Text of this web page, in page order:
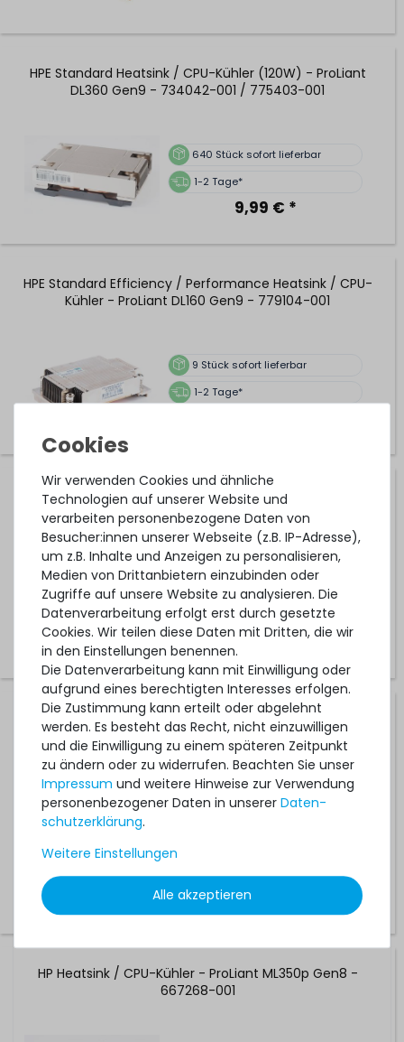
HPE Standard Heatsink / CPU-Kühler (120W) - ProLiant
DL360 Gen9 - 734042-001 / 775403-001
640 Stück sofort lieferbar
1-2 Tage*
9,99 € *
HPE Standard Efficiency / Performance Heatsink / CPU-
Kühler - ProLiant DL160 Gen9 - 779104-001
9 Stück sofort lieferbar
1-2 Tage*
HPE Standard Heatsink / CPU-Kühler (130W) - ProLiant
DL160 / DL180 / DL360 / DL560 Gen10 - 872452-001
247Stück sofort lieferbar
1-2 Tage*
39,99 € *
HPE Heatsink / CPU-Kühler mit Lüfter (80W) - Proliant
DL10 Gen9 / ML10 Gen9 / ML30 Gen10 - 842940-001 /
835487-001
59Stück sofort lieferbar
HP Heatsink / CPU-Kühler - ProLiant ML350p Gen8 -
667268-001
Wir verwenden Cookies und ähnliche
Technologien auf unserer Website und
verarbeiten personenbezogene Daten von
Besucher:innen unserer Webseite (z.B. IP-Adresse),
um z.B. Inhalte und Anzeigen zu personalisieren,
Medien von Drittanbietern einzubinden oder
Zugriffe auf unsere Website zu analysieren. Die
Datenverarbeitung erfolgt erst durch gesetzte
Cookies. Wir teilen diese Daten mit Dritten, die wir
in den Einstellungen benennen.
Die Datenverarbeitung kann mit Einwilligung oder
aufgrund eines berechtigten Interesses erfolgen.
Die Zustimmung kann erteilt oder abgelehnt
werden. Es besteht das Recht, nicht einzuwilligen
und die Einwilligung zu einem späteren Zeitpunkt
zu ändern oder zu widerrufen. Beachten Sie unser
Impressum und weitere Hinweise zur Verwendung
personenbezogener Daten in unserer Daten­
schutz­erklärung.
Weitere Einstellungen
Alle akzeptieren